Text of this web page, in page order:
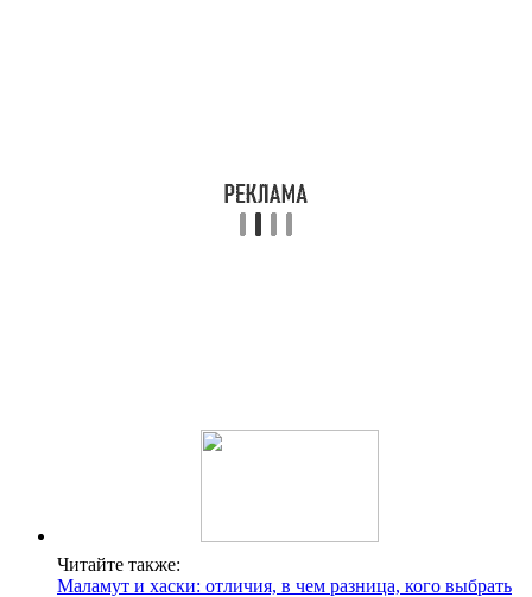
Читайте также:
Маламут и хаски: отличия, в чем разница, кого выбрать